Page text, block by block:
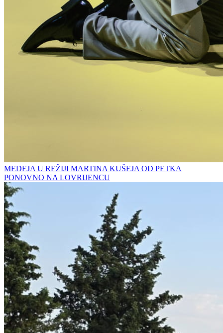
MEDEJA U REŽIJI MARTINA KUŠEJA OD PETKA
PONOVNO NA LOVRIJENCU